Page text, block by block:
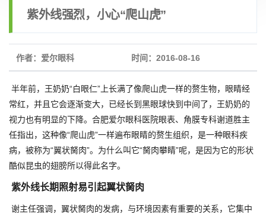
紫外线强烈，小心“爬山虎”
作者：爱尔眼科 时间：2016-08-16
半年前，王奶奶“白眼仁”上长满了像爬山虎一样的赘生物，眼睛经
常红，并且它会逐渐变大，已经长到黑眼球快到中间了，王奶奶的
视力也有明显的下降。合肥爱尔眼科医院眼表、角膜专科谢道胜主
任指出，这种像“爬山虎”一样遍布眼睛的赘生组织，是一种眼科疾
病，被称为“翼状胬肉”。为什么叫它“胬肉攀睛”呢，是因为它的形状
酷似昆虫的翅膀所以得此名字。
紫外线长期照射易引起翼状胬肉
谢主任强调，翼状胬肉的发病，与环境因素有重要的关系，它集中